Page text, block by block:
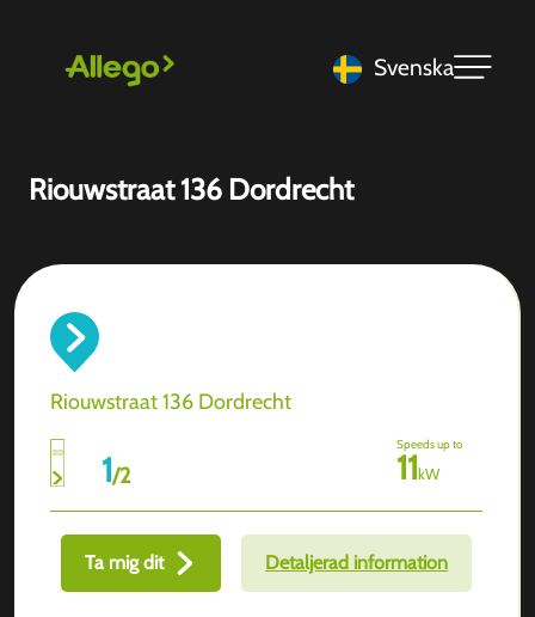
Svenska
Riouwstraat 136 Dordrecht
Riouwstraat 136 Dordrecht
1/2
Speeds up to
11kW
Ta mig dit Detaljerad information